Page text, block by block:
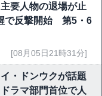
要人物の退場が止
で反撃開始 第5・6
[08月05日21時31分]
・ドンウクが話題
ラマ部門首位で人